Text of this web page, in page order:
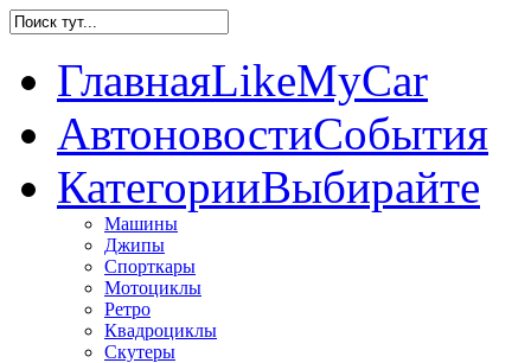
ГлавнаяLikeMyCar
АвтоновостиСобытия
КатегорииВыбирайте
Машины
Джипы
Спорткары
Мотоциклы
Ретро
Квадроциклы
Скутеры